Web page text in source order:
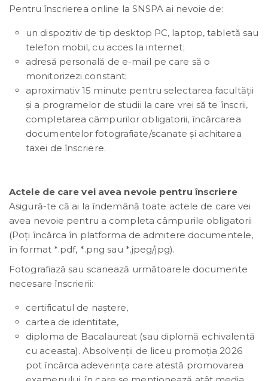
Pentru înscrierea online la SNSPA ai nevoie de:
un dispozitiv de tip desktop PC, laptop, tabletă sau
telefon mobil, cu acces la internet;
adresă personală de e-mail pe care să o
monitorizezi constant;
aproximativ 15 minute pentru selectarea facultății
și a programelor de studii la care vrei să te înscrii,
completarea câmpurilor obligatorii, încărcarea
documentelor fotografiate/scanate și achitarea
taxei de înscriere.
Actele de care vei avea nevoie pentru înscriere
Asigură-te că ai la îndemână toate actele de care vei
avea nevoie pentru a completa câmpurile obligatorii
(Poți încărca în platforma de admitere documentele,
în format *.pdf, *.png sau *.jpeg/jpg).
Fotografiază sau scanează următoarele documente
necesare înscrierii:
certificatul de naștere,
cartea de identitate,
diploma de Bacalaureat (sau diplomă echivalentă
cu aceasta). Absolvenţii de liceu promoţia 2026
pot încărca adeverinţa care atestă promovarea